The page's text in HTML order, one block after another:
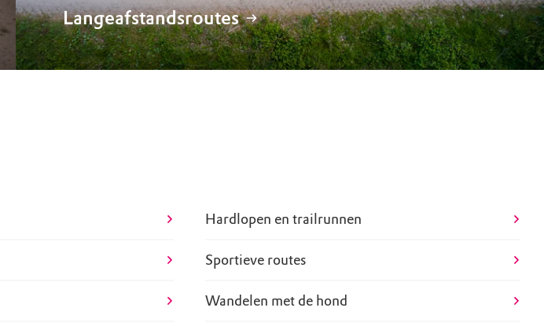
Langeafstandsroutes
Hardlopen en trailrunnen
Sportieve routes
Wandelen met de hond